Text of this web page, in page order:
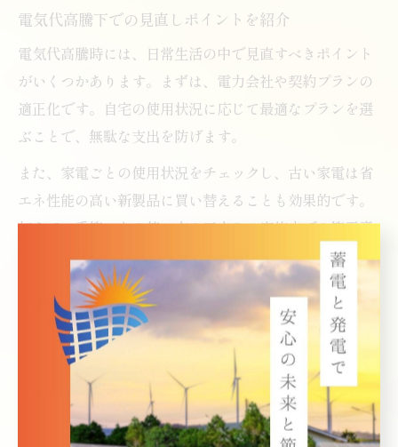
電気代高騰下での見直しポイントを紹介
電気代高騰時には、日常生活の中で見直すべきポイント
がいくつかあります。まずは、電力会社や契約プランの
適正化です。自宅の使用状況に応じて最適なプランを選
ぶことで、無駄な支出を防げます。
また、家電ごとの使用状況をチェックし、古い家電は省
エネ性能の高い新製品に買い替えることも効果的です。
加えて、季節ごとの使い方の工夫や、家族内での節電意
識の共有も大切です。例えば、夏場のエアコンや冬場の
暖房の使い方を見直すだけでも消費電力は大きく変わり
ます。
見直しの際は、電気使用量の見える化や、毎月の明細チ
ェックを習慣化しましょう。失敗例として「見直しを怠
り、無駄な契約や使い方を続けてしまった」ケースもあ
るため、定期的な確認が家計防衛のカギとなります。